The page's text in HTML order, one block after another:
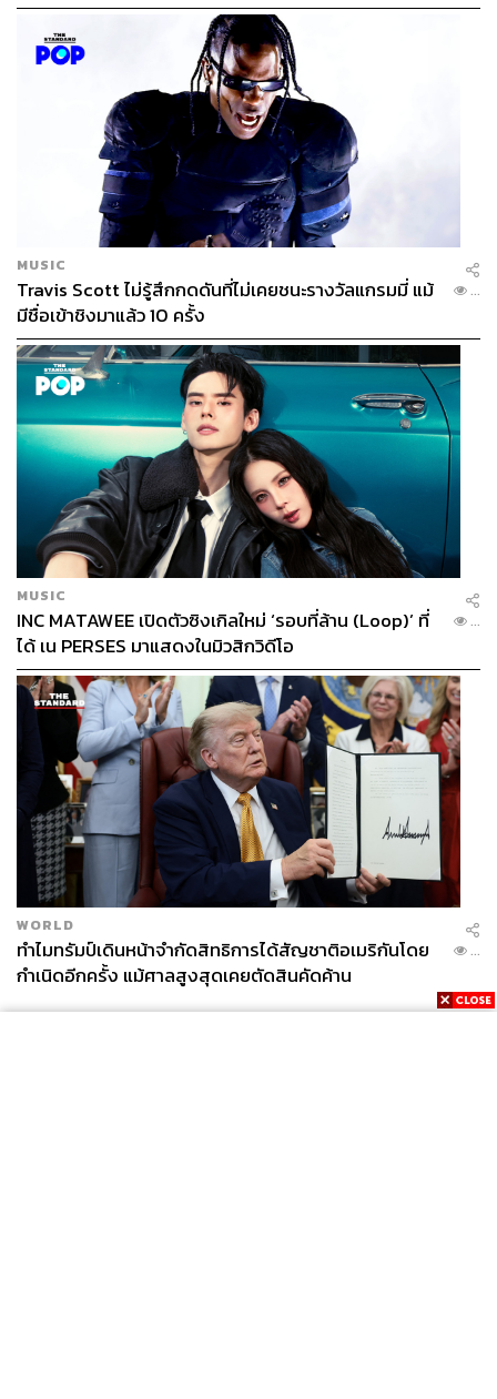
ปรับกลยุทธ์สู้เฟซบุ๊กและโซเชียลมีเดียแบบ Frenemy
ไม่ใช่แค่สื่อเก่าอย่างทีวีหรือสื่อสิ่งพิมพ์ที่ได้รับผลกระทบ
จากเฟซบุ๊กและโซเชียลมีเดียอื่นๆ เว็บไซต์ที่เคยอยู่ได้ด้วย
โฆษณามานานก็ต้องเร่งปรับตัวตามยอดเข้าเว็บที่ลดลง และ
รายได้โฆษณาออนไลน์ที่ถูกเจียดไปให้กับสื่อใหม่ด้วย
เรื่องนี้อภิศิลป์มองว่า การเปลี่ยนแปลงเกิดขึ้นทุกยุคสมัยอยู่
แล้ว ดังนั้น คนทำธุรกิจก็ต้องปรับตัวให้ทัน หาช่องว่างใน
บริการของคู่แข่งให้เจอ และพยายามพาผลิตภัณฑ์ของตัวเอง
เข้าไปอยู่ในชีวิตประจำวันของผู้ใช้งานให้ได้มากที่สุด
เมื่อคนยุคนี้มีตัวเลือกเยอะ ก็ต้องเพิ่มช่องทางการเข้าถึง
กลุ่มคนอ่านที่นอกเหนือไปจากผู้ใช้งานประจำ
“เรารู้ว่ามีคนเล่นพันทิปแบบที่เป็นแฟนประจำอยู่จำนวนหนึ่ง
ในขณะที่มีกลุ่มคนที่ไม่ใช่แฟนประจำเยอะกว่ามาก ชึ่งเขา
อาจจะอยู่ในเฟซบุ๊ก ทวิตเตอร์ หรือไลน์ แล้วเราจะทำอย่างไร
ให้เข้าไปถึงกลุ่มคนเหล่านั้น นี่เป็นโจทย์การตลาด ถ้าอย่าง
นั้นเอาแบบนี้ไหม เราเปิดเพจบนเฟซบุ๊ก สร้างแอ็กเคานต์บน
ทวิตเตอร์และไลน์ เพื่อที่จะคอยฟีดกระทู้ออกไปให้กับคนที่อยู่
ในแพลตฟอร์มอื่นได้เข้ามาอ่าน”
พันทิปเปิดบัญชีไลน์ของแบรนด์ (LINE OA) ทวิตเตอร์ และ
เพจบนเฟซบุ๊กถึง 5 เพจ โดยมีเพจหลัก Pantip.com 1 เพจ
รวบรวมข่าวสารทุกห้องไว้ที่เดียว ส่วนอีก 4 เพจ คัดสรรมา
จากห้องยอดนิยมที่อัดแน่นด้วยคอนเทนต์มีคุณภาพ ได้แก่ ก้น
ครัวไม่กลัวหิว, บลูแพลนเน็ต เบ็ดเสร็จเรื่องเที่ยว, Inspired by
ชายคา และพันทิปนานุกรม เพื่อเพิ่มช่องทางฟีดกระทู้ไปให้
คนอ่านตามแพลตฟอร์มเหล่านี้ และดึงคนอ่านเข้าเว็บ ซึ่งจะ
ทำได้สำเร็จก็ต้องเข้าใจธรรมชาติและคาแรกเตอร์ของแต่ละ
แพลตฟอร์ม
“หนึ่งคือเราต้องการดึงทราฟฟิกจากแพลตฟอร์มอื่นเข้ามา
สอง แก้เรื่องแบรนดิ้งบนแพลตฟอร์มอื่นๆ ด้วย เช่นสมัยก่อน
คนในเฟซบุ๊กจะมีภาพว่า พันทิปเป็นแหล่งรวมดราม่าทำให้
ภาพลักษณ์ของเว็บมันมีปัญหาเหมือนกัน จะสั่งให้คนไม่แชร์
ดราม่าก็คงไม่ได้ แต่สิ่งที่เราทำได้คือกระทู้ดีมีเยอะ ต้องแชร์
ซึ่งเป็นกระทู้ที่ผมว่ามีความเป็นพันทิปสูง แต่คนไม่
ค่อยรู้ว่าเรามีกระทู้แบบนี้ก็เลยเปิดเพจขึ้นมาให้คนรู้ว่ามันมี
MUSIC
Travis Scott ไม่รู้สึกกดดันที่ไม่เคยชนะรางวัลแกรมมี่ แม้
มีชื่อเข้าชิงมาแล้ว 10 ครั้ง
...
MUSIC
INC MATAWEE เปิดตัวซิงเกิลใหม่ ‘รอบที่ล้าน (Loop)’ ที่
ได้ เน PERSES มาแสดงในมิวสิกวิดีโอ
...
WORLD
ทำไมทรัมป์เดินหน้าจำกัดสิทธิการได้สัญชาติอเมริกันโดย
กำเนิดอีกครั้ง แม้ศาลสูงสุดเคยตัดสินคัดค้าน
...